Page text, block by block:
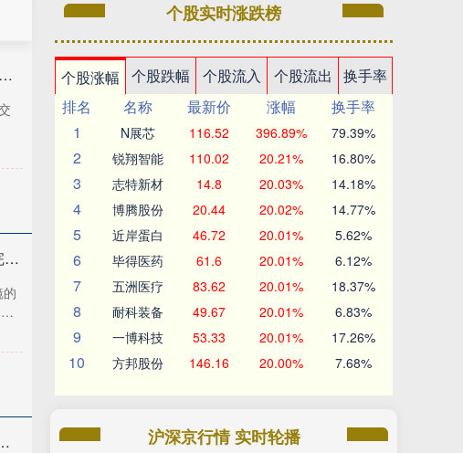
东兴证券 Lucid重整运营：减产、加紧推进Robotaxi、性价比车型继续跳票
忠程配资 全新奥迪 S6 无伪谍照流出，有望10月登陆巴黎车展完成首秀!
贝母饰条搭配25扬帝瓦雷音响登场
个股实时涨跌榜
个股涨幅 个股跌幅 个股流入 个股流出
换手率
排名
名称 最新价 涨幅
换手率
1
N展芯 116.52 396.89% 79.39%
2 锐翔智能 110.02 20.21% 16.80%
3 志特新材 14.8 20.03% 14.18%
4 博腾股份 20.44 20.02% 14.77%
5 近岸蛋白 46.72 20.01% 5.62%
6 毕得医药 61.6 20.01% 6.12%
7 五洲医疗 83.62 20.01% 18.37%
8 耐科装备 49.67 20.01% 6.83%
9 一博科技 53.33 20.01% 17.26%
10 方邦股份 146.16 20.00% 7.68%
沪深京行情 实时轮播